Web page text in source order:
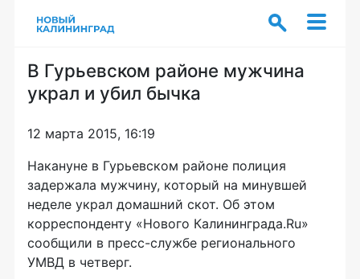
В Гурьевском районе мужчина
украл и убил бычка
12 марта 2015, 16:19
Накануне в Гурьевском районе полиция
задержала мужчину, который на минувшей
неделе украл домашний скот. Об этом
корреспонденту «Нового Калининграда.Ru»
сообщили в пресс-службе регионального
УМВД в четверг.